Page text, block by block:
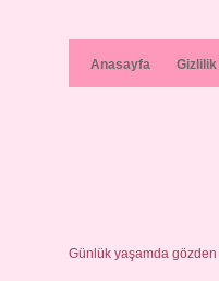
Anasayfa Gizlilik
Günlük yaşamda gözden